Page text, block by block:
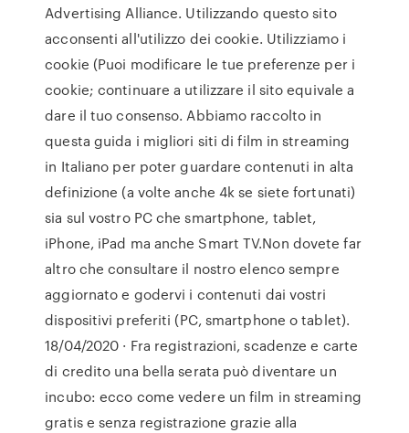
Advertising Alliance. Utilizzando questo sito
acconsenti all'utilizzo dei cookie. Utilizziamo i
cookie (Puoi modificare le tue preferenze per i
cookie; continuare a utilizzare il sito equivale a
dare il tuo consenso. Abbiamo raccolto in
questa guida i migliori siti di film in streaming
in Italiano per poter guardare contenuti in alta
definizione (a volte anche 4k se siete fortunati)
sia sul vostro PC che smartphone, tablet,
iPhone, iPad ma anche Smart TV.Non dovete far
altro che consultare il nostro elenco sempre
aggiornato e godervi i contenuti dai vostri
dispositivi preferiti (PC, smartphone o tablet).
18/04/2020 · Fra registrazioni, scadenze e carte
di credito una bella serata può diventare un
incubo: ecco come vedere un film in streaming
gratis e senza registrazione grazie alla